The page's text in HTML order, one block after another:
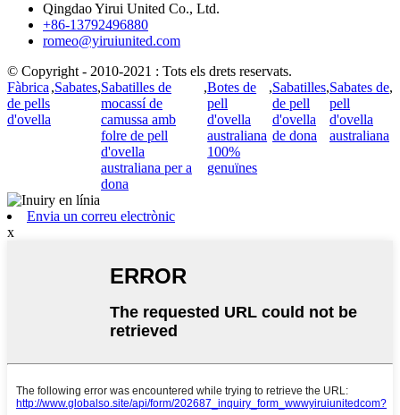
Qingdao Yirui United Co., Ltd.
+86-13792496880
romeo@yiruiunited.com
© Copyright - 2010-2021 : Tots els drets reservats.
Fàbrica
de pells
d'ovella
,Sabates,Sabatilles de
mocassí de
camussa amb
folre de pell
d'ovella
australiana per a
dona
,Botes de
pell
d'ovella
australiana
100%
genuïnes
,Sabatilles
de pell
d'ovella
de dona
,Sabates de
pell
d'ovella
australiana
,
Envia un correu electrònic
x